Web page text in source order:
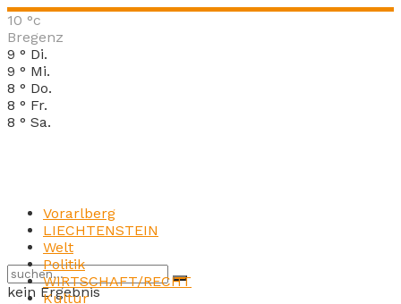
10 °c
Bregenz
9 ° Di.
9 ° Mi.
8 ° Do.
8 ° Fr.
8 ° Sa.
kein Ergebnis
Vorarlberg
LIECHTENSTEIN
Welt
Politik
WIRTSCHAFT/RECHT
Kultur